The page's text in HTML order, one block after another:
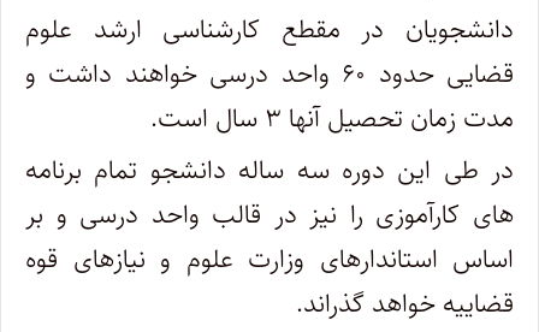
دانشجویان در مقطع کارشناسی ارشد علوم
قضایی حدود ۶۰ واحد درسی خواهند داشت و
مدت زمان تحصیل آنها ۳ سال است.
در طی این دوره سه ساله دانشجو تمام برنامه
های کارآموزی را نیز در قالب واحد درسی و بر
اساس استاندارهای وزارت علوم و نیازهای قوه
قضاییه خواهد گذراند.